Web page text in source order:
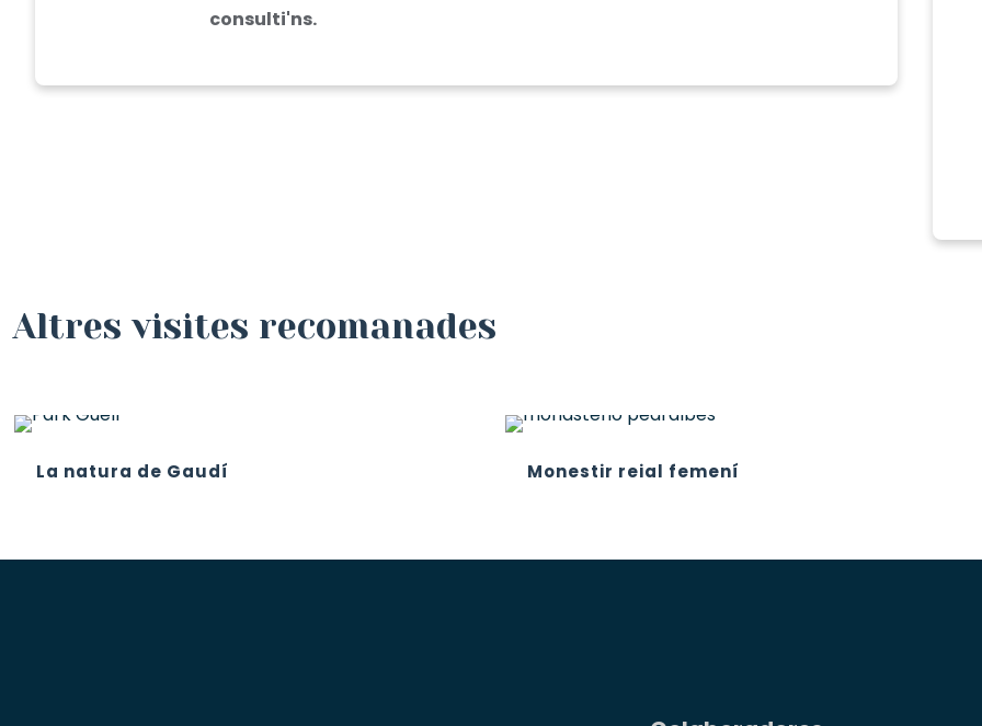
consulti'ns.
Altres visites recomanades
La natura de Gaudí Monestir reial femení